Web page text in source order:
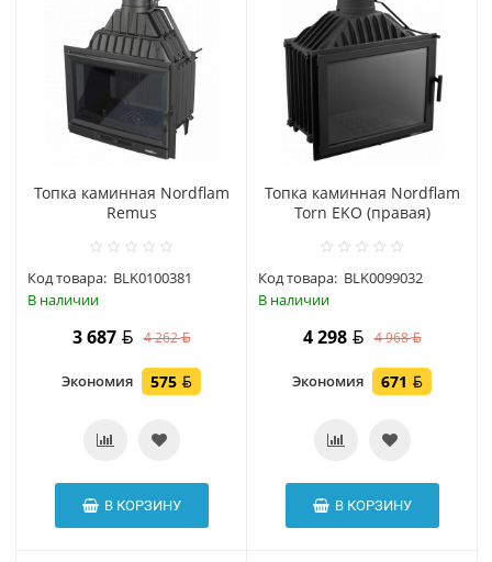
Топка каминная Nordflam
Remus
Код товара: BLK0100381
В наличии
3 687 4 262
Экономия 575
В КОРЗИНУ
Топка каминная Nordflam
Torn EKO (правая)
Код товара: BLK0099032
В наличии
4 298 4 968
Экономия 671
В КОРЗИНУ